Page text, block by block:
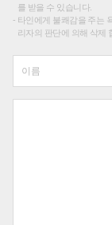
를 받을 수 있습니다.
타인에게 불쾌감을 주는
리자의 판단에 의해 삭제